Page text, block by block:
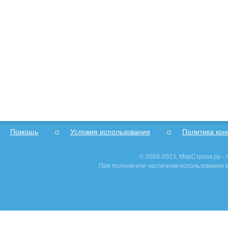
Помощь Условия использования Политика
© 2009-2023, МирСтроек.ру -
При полном или частичном использовании